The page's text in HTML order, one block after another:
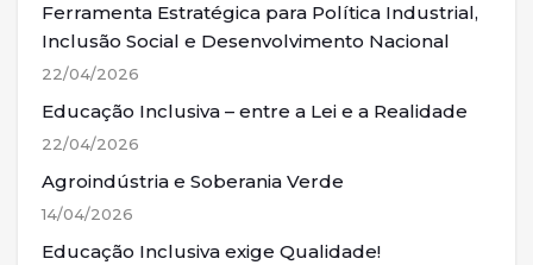
Ferramenta Estratégica para Política Industrial,
Inclusão Social e Desenvolvimento Nacional
22/04/2026
Educação Inclusiva – entre a Lei e a Realidade
22/04/2026
Agroindústria e Soberania Verde
14/04/2026
Educação Inclusiva exige Qualidade!